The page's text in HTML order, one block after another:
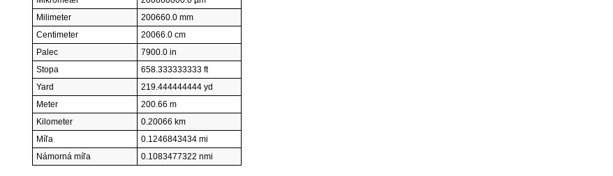
Milimeter
200660.0 mm
Centimeter
20066.0 cm
Palec
7900.0 in
Stopa
658.333333333 ft
Yard
219.444444444 yd
Meter
200.66 m
Kilometer
0.20066 km
Míľa
0.1246843434 mi
Námorná míľa
0.1083477322 nmi